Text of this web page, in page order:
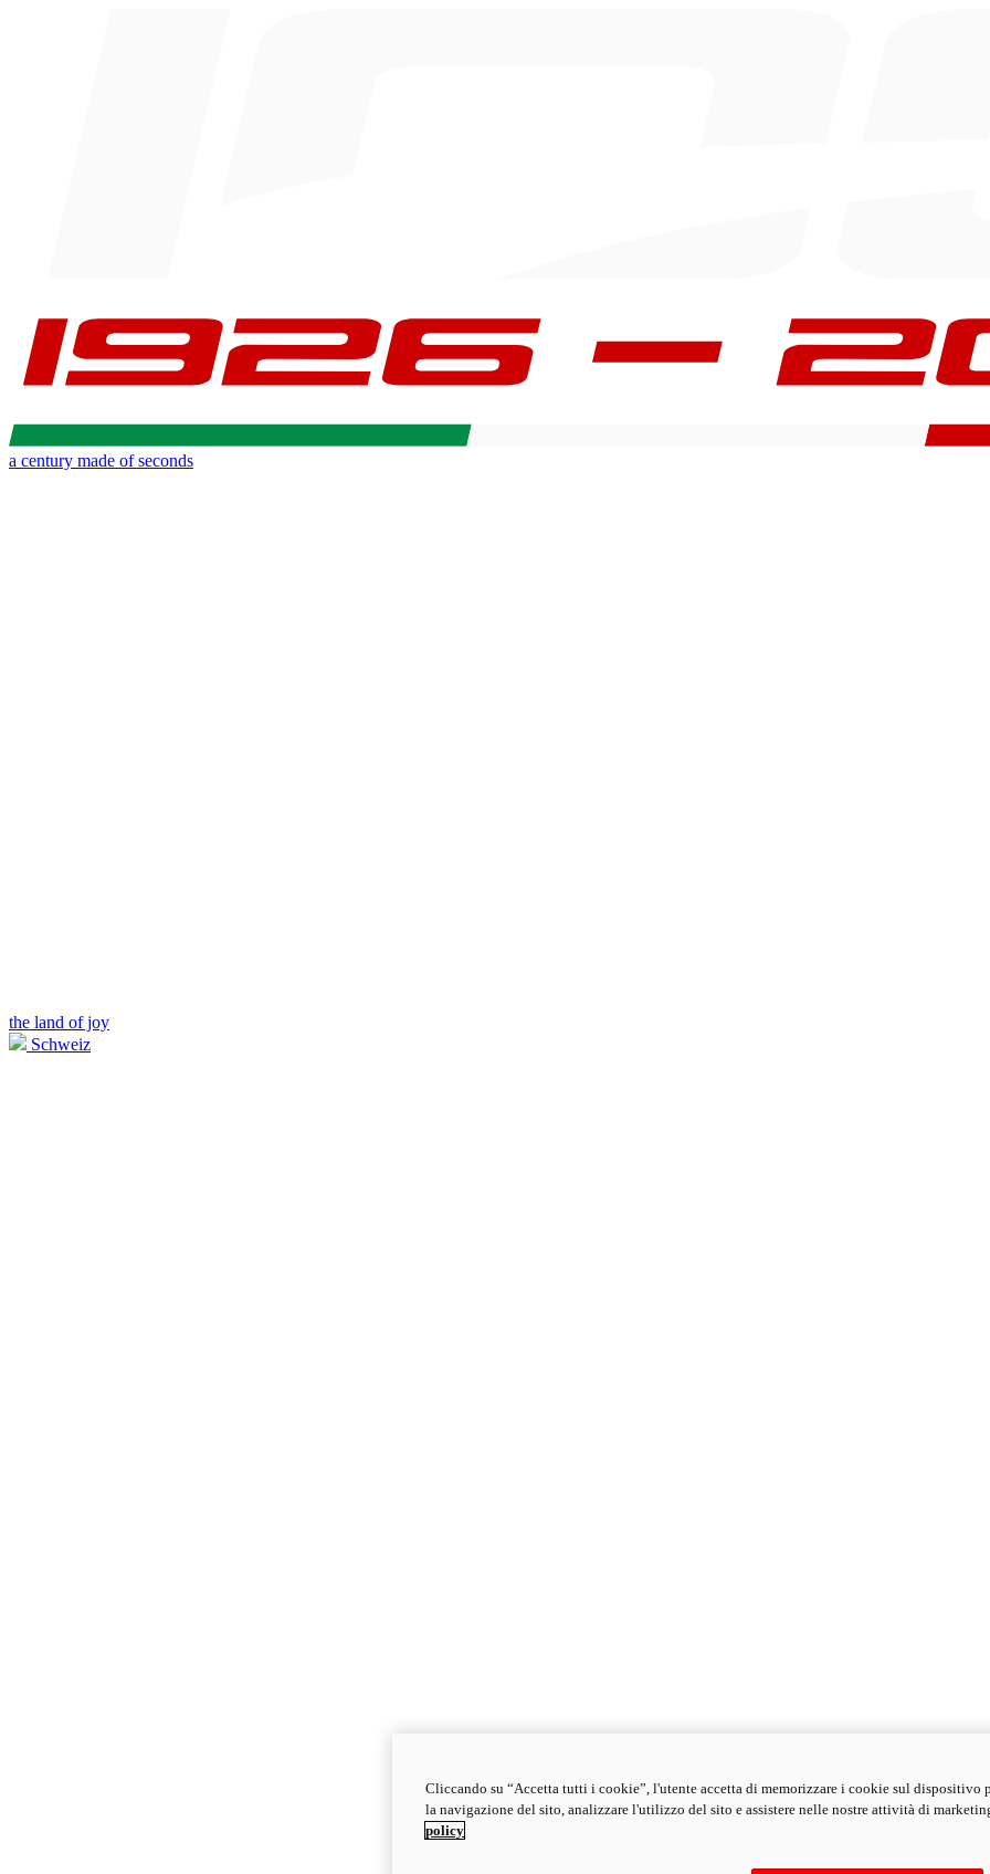
a century made of seconds
the land of joy
Schweiz
Cliccando su “Accetta tutti i cookie”, l'utente accetta di memorizzare i cookie sul dispositivo
la navigazione del sito, analizzare l'utilizzo del sito e assistere nelle nostre attività di
policy